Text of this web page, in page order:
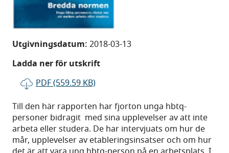
Utgivningsdatum: 2018-03-13
Ladda ner för utskrift
PDF (559.59 KB)
Till den här rapporten har fjorton unga hbtq-
personer bidragit med sina upplevelser av att inte
arbeta eller studera. De har intervjuats om hur de
mår, upplevelser av etableringsinsatser och om hur